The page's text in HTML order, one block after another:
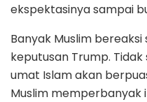
ekspektasinya sampai
Banyak Muslim
keputusan Trump.
umat Islam akan
Muslim memperbanyak